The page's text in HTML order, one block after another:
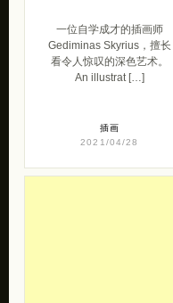
一位自学成才的插画师
Gediminas Skyrius，擅长
看令人惊叹的深色艺术。
An illustrat […]
插画
2021/04/28